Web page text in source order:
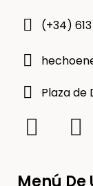
(+34)
Plaza de
Menú De